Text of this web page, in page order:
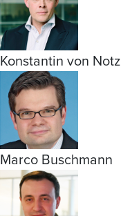
Konstantin von Notz
Marco Buschmann